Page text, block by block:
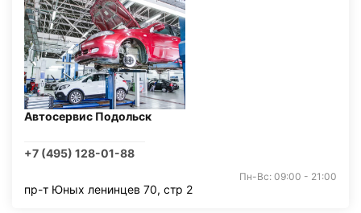
Автосервис Подольск
+7 (495) 128-01-88
Пн-Вс: 09:00 - 21:00
пр-т Юных ленинцев 70, стр 2